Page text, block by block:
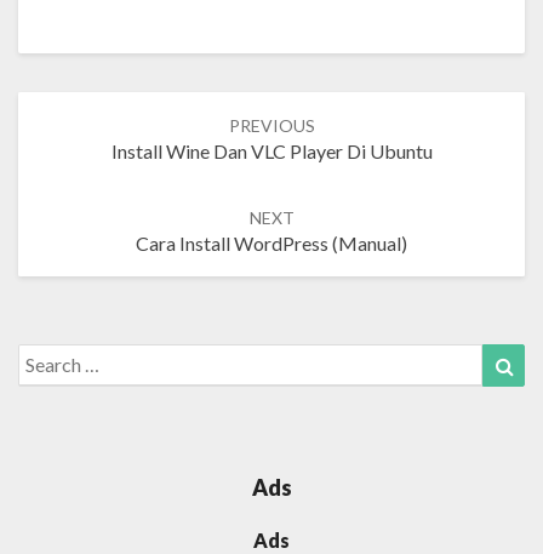
PREVIOUS
Install Wine Dan VLC Player Di Ubuntu
NEXT
Cara Install WordPress (manual)
Search
for:
Ads
Ads